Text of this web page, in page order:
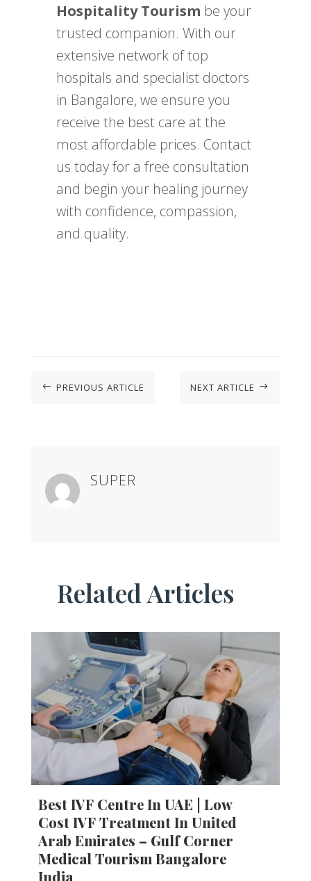
Hospitality Tourism be your
trusted companion. With our
extensive network of top
hospitals and specialist doctors
in Bangalore, we ensure you
receive the best care at the
most affordable prices. Contact
us today for a free consultation
and begin your healing journey
with confidence, compassion,
and quality.
# PREVIOUS ARTICLE NEXT ARTICLE $
SUPER
Related Articles
Best IVF Centre In UAE | Low
Cost IVF Treatment In United
Arab Emirates – Gulf Corner
Medical Tourism Bangalore
India